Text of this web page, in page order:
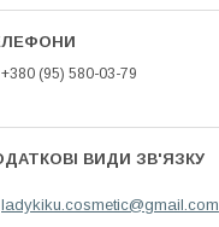
+380 (95) 580-03-79
ladykiku.cosmetic@gmail.com